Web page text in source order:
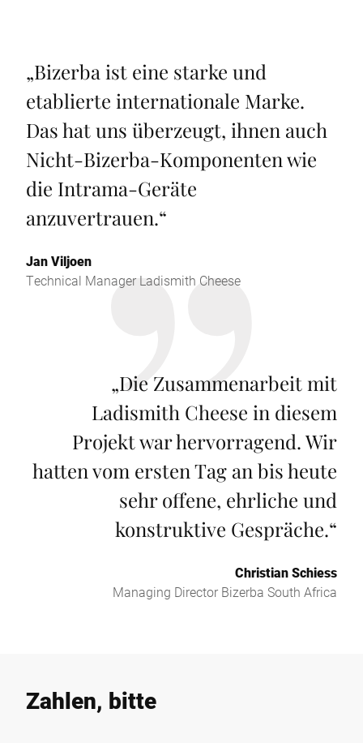
„Bizerba ist eine starke und
etablierte internationale Marke.
Das hat uns überzeugt, ihnen auch
Nicht-Bizerba-Komponenten wie
die Intrama-Geräte
anzuvertrauen.“
Jan Viljoen
Technical Manager Ladismith Cheese
„Die Zusammenarbeit mit
Ladismith Cheese in diesem
Projekt war hervorragend. Wir
hatten vom ersten Tag an bis heute
sehr offene, ehrliche und
konstruktive Gespräche.“
Christian Schiess
Managing Director Bizerba South Africa
Zahlen, bitte